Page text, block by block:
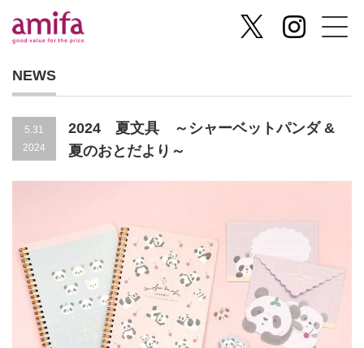
NEWS
5.31
2024
2024 夏文具 ～シャーベットパンダ &
夏のおとだより～